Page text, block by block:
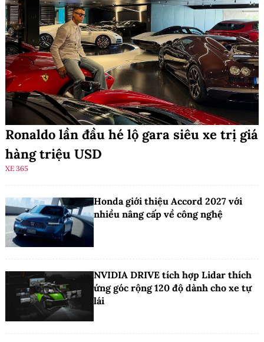
Ronaldo lần đầu hé lộ gara siêu xe trị giá
hàng triệu USD
XE 365
Honda giới thiệu Accord 2027 với
nhiều nâng cấp về công nghệ
NVIDIA DRIVE tích hợp Lidar thích
ứng góc rộng 120 độ dành cho xe tự
lái